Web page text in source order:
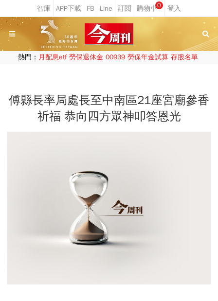
0
熱門： 月配息etf 勞保退休金 00939 勞保年金試算 存股名單
傅縣長率局處長至中南區21座宮廟參香
祈福 恭向四方眾神叩答恩光